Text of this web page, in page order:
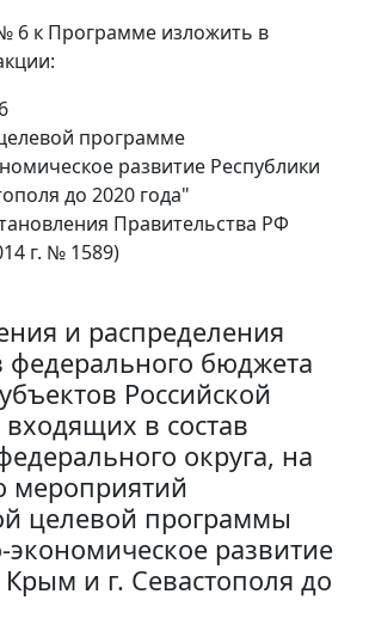
6 к Программе изложить в
программе
развитие Республики
до 2020 года"
Правительства РФ
г. № 1589)
и распределения
федерального бюджета
Российской
в состав
округа, на
мероприятий
целевой программы
развитие
и г. Севастополя до